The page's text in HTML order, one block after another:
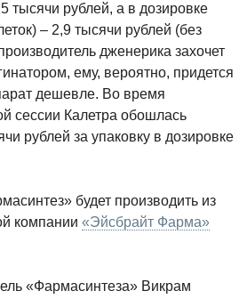
тысячи рублей, а в дозировке
– 2,9 тысячи рублей (без
дженерика захочет
ему, вероятно, придется
дешевле. Во время
сессии Калетра обошлась
рублей за упаковку в дозировке
будет производить из
компании «Эйсбрайт Фарма»
«Фармасинтеза» Викрам